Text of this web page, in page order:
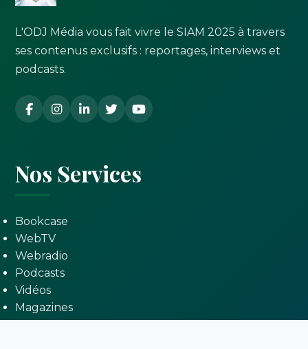
L'ODJ Média vous fait vivre le SIAM 2025 à travers
ses contenus exclusifs : reportages, interviews et
podcasts.
Nos Services
Bookcase
WebTV
Webradio
Podcasts
Vidéos
Magazines